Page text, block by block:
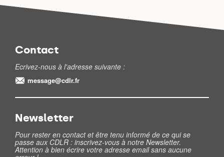
Contact
Ecrivez-nous à l'adresse suivante :
message@cdlr.fr
Newsletter
Pour rester en contact et être tenu informé de ce qui se
passe aux CDLR : inscrivez-vous à notre Newsletter.
Attention à bien écrire votre adresse email sans aucune